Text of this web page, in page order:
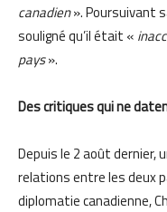
canadien». Poursuivant
souligné qu’il était «
pays».
Des critiques qui ne
Depuis le 2 août
relations entre les deux
diplomatie canadienne,